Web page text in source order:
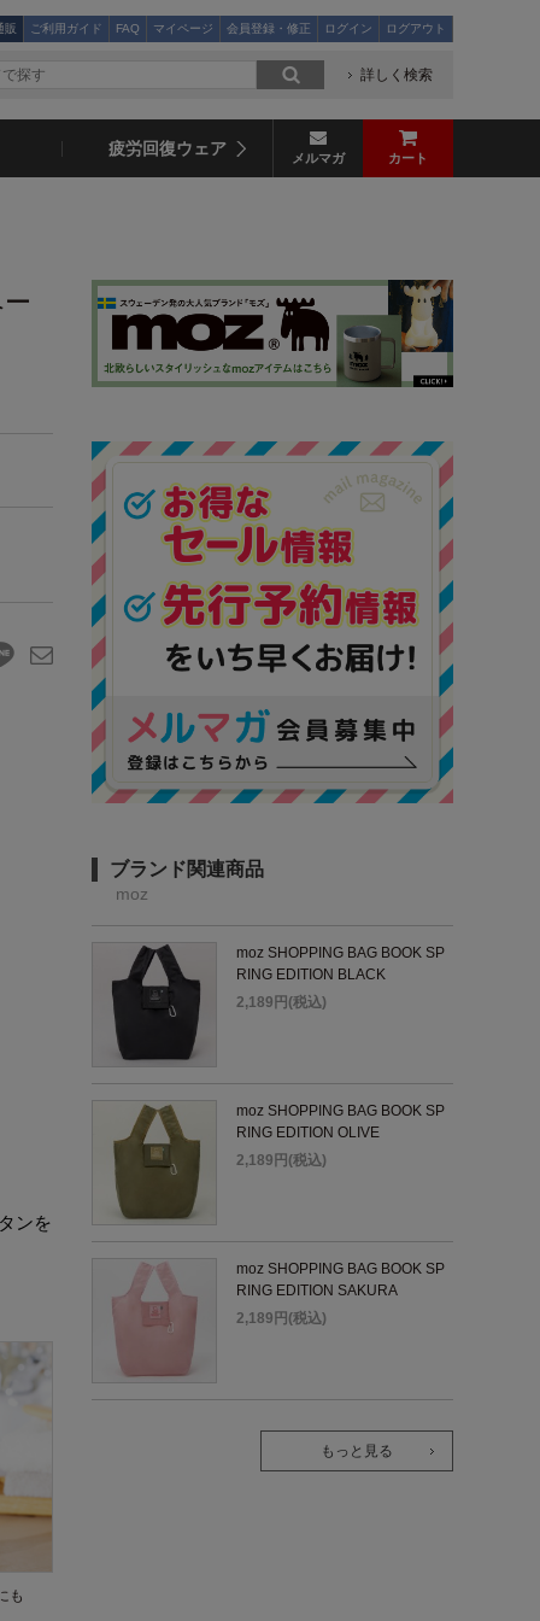
販 ご利用ガイド FAQ マイページ 会員登録・修正 ログイン ログアウト
詳しく検索
疲労回復ウェア メルマガ カート
ンを
も
ブランド関連商品
moz
moz SHOPPING BAG BOOK SP
RING EDITION BLACK
2,189円(税込)
moz SHOPPING BAG BOOK SP
RING EDITION OLIVE
2,189円(税込)
moz SHOPPING BAG BOOK SP
RING EDITION SAKURA
2,189円(税込)
もっと見る